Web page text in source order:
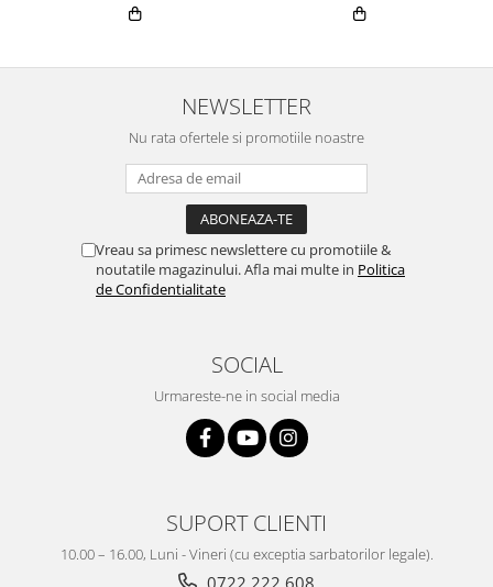
NEWSLETTER
Nu rata ofertele si promotiile noastre
Vreau sa primesc newslettere cu promotiile &
noutatile magazinului. Afla mai multe in Politica
de Confidentialitate
SOCIAL
Urmareste-ne in social media
SUPORT CLIENTI
10.00 – 16.00, Luni - Vineri (cu exceptia sarbatorilor legale).
0722 222 608